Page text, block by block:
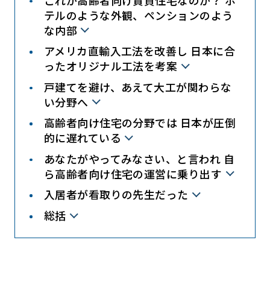
テルのような外観、ペンションのよう
な内部
アメリカ直輸入工法を改善し 日本に合
ったオリジナル工法を考案
戸建てを避け、あえて大工が関わらな
い分野へ
高齢者向け住宅の分野では 日本が圧倒
的に遅れている
あなたがやってみなさい、と言われ 自
ら高齢者向け住宅の運営に乗り出す
入居者が看取りの先生だった
総括